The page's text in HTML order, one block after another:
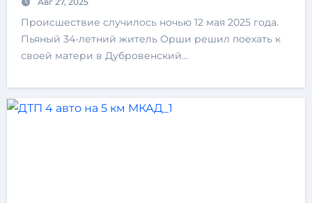
Происшествие случилось ночью 12 мая 2025 года.
Пьяный 34-летний житель Орши решил поехать к
своей матери в Дубровенский…